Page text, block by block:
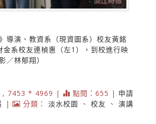
導演、教資系（現資圖系）校友黃銘
金系校友連楨惠（左1），到校進行映
／林郁翔）
, 7453 * 4969 | 點閱：655 | 申請
| 分類： 淡水校園 、 校友 、 演講